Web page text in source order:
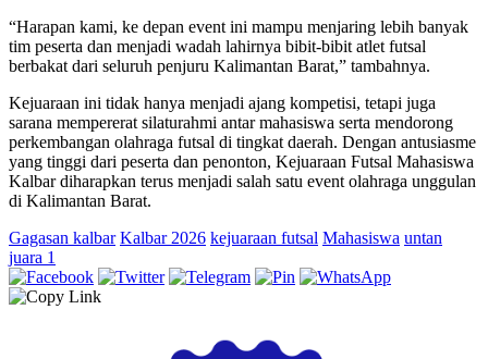
“Harapan kami, ke depan event ini mampu menjaring lebih banyak
tim peserta dan menjadi wadah lahirnya bibit-bibit atlet futsal
berbakat dari seluruh penjuru Kalimantan Barat,” tambahnya.
Kejuaraan ini tidak hanya menjadi ajang kompetisi, tetapi juga
sarana mempererat silaturahmi antar mahasiswa serta mendorong
perkembangan olahraga futsal di tingkat daerah. Dengan antusiasme
yang tinggi dari peserta dan penonton, Kejuaraan Futsal Mahasiswa
Kalbar diharapkan terus menjadi salah satu event olahraga unggulan
di Kalimantan Barat.
Gagasan kalbar Kalbar 2026 kejuaraan futsal Mahasiswa untan
juara 1